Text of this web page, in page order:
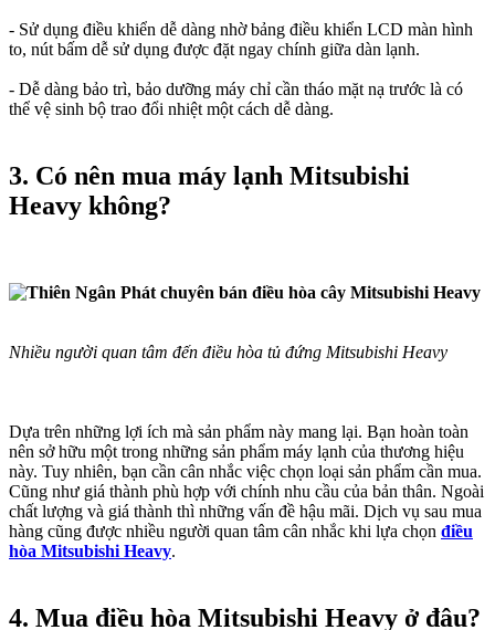
- Sử dụng điều khiển dễ dàng nhờ bảng điều khiển LCD màn hình
to, nút bấm dễ sử dụng được đặt ngay chính giữa dàn lạnh.
- Dễ dàng bảo trì, bảo dưỡng máy chỉ cần tháo mặt nạ trước là có
thể vệ sinh bộ trao đổi nhiệt một cách dễ dàng.
3. Có nên mua máy lạnh Mitsubishi
Heavy không?
Nhiều người quan tâm đến điều hòa tủ đứng Mitsubishi Heavy
Dựa trên những lợi ích mà sản phẩm này mang lại. Bạn hoàn toàn
nên sở hữu một trong những sản phẩm máy lạnh của thương hiệu
này. Tuy nhiên, bạn cần cân nhắc việc chọn loại sản phẩm cần mua.
Cũng như giá thành phù hợp với chính nhu cầu của bản thân. Ngoài
chất lượng và giá thành thì những vấn đề hậu mãi. Dịch vụ sau mua
hàng cũng được nhiều người quan tâm cân nhắc khi lựa chọn điều
hòa Mitsubishi Heavy.
4. Mua điều hòa Mitsubishi Heavy ở đâu?